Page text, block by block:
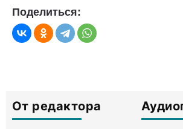
Поделиться:
От редактора